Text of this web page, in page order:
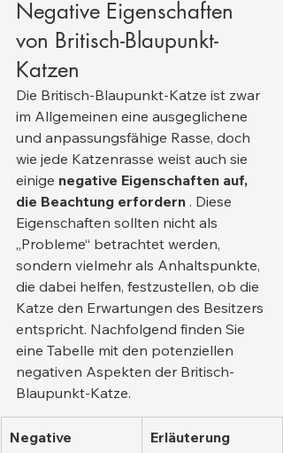
Negative Eigenschaften
von Britisch-Blaupunkt-
Katzen
Die Britisch-Blaupunkt-Katze ist zwar
im Allgemeinen eine ausgeglichene
und anpassungsfähige Rasse, doch
wie jede Katzenrasse weist auch sie
einige negative Eigenschaften auf,
die Beachtung erfordern . Diese
Eigenschaften sollten nicht als
„Probleme“ betrachtet werden,
sondern vielmehr als Anhaltspunkte,
die dabei helfen, festzustellen, ob die
Katze den Erwartungen des Besitzers
entspricht. Nachfolgend finden Sie
eine Tabelle mit den potenziellen
negativen Aspekten der Britisch-
Blaupunkt-Katze.
Negative
Erläuterung